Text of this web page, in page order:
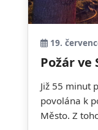
19.
Požár ve
Již 55 minut
povolána k
Město. Z